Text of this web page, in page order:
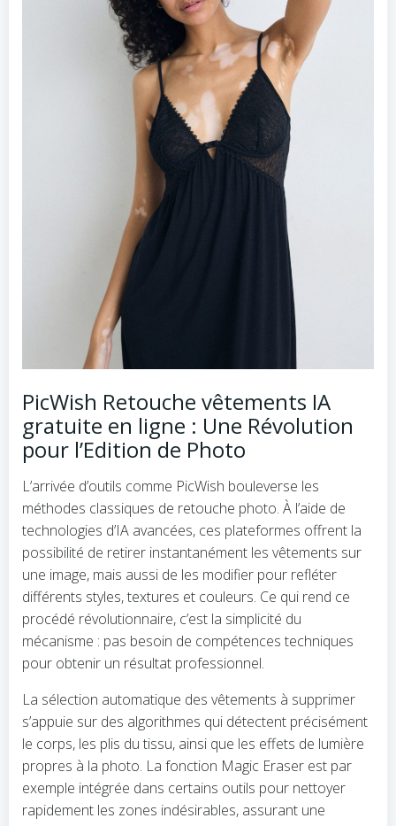
PicWish Retouche vêtements IA
gratuite en ligne : Une Révolution
pour l’Edition de Photo
L’arrivée d’outils comme PicWish bouleverse les
méthodes classiques de retouche photo. À l’aide de
technologies d’IA avancées, ces plateformes offrent la
possibilité de retirer instantanément les vêtements sur
une image, mais aussi de les modifier pour refléter
différents styles, textures et couleurs. Ce qui rend ce
procédé révolutionnaire, c’est la simplicité du
mécanisme : pas besoin de compétences techniques
pour obtenir un résultat professionnel.
La sélection automatique des vêtements à supprimer
s’appuie sur des algorithmes qui détectent précisément
le corps, les plis du tissu, ainsi que les effets de lumière
propres à la photo. La fonction Magic Eraser est par
exemple intégrée dans certains outils pour nettoyer
rapidement les zones indésirables, assurant une